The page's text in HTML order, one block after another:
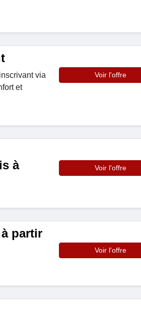
via
et
Voir l'offre
à
Voir l'offre
partir
Voir l'offre